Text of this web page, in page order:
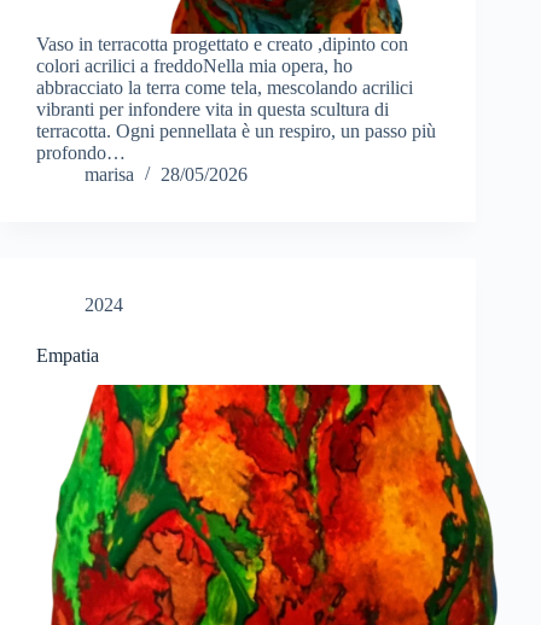
Vaso in terracotta progettato e creato ,dipinto con
colori acrilici a freddoNella mia opera, ho
abbracciato la terra come tela, mescolando acrilici
vibranti per infondere vita in questa scultura di
terracotta. Ogni pennellata è un respiro, un passo più
profondo…
marisa
28/05/2026
2024
Empatia